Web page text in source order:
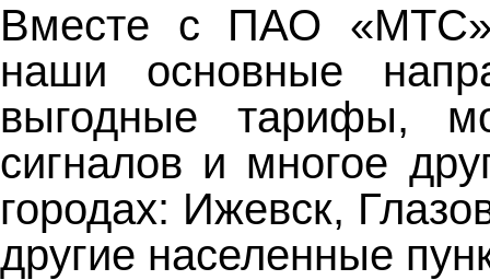
Вместе с ПАО «МТС»
наши основные
выгодные тарифы,
сигналов и многое
городах: Ижевск,
другие населенные